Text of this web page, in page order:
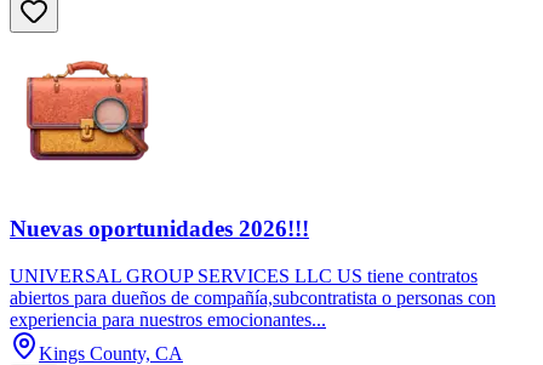
Nuevas oportunidades 2026!!!
UNIVERSAL GROUP SERVICES LLC US tiene contratos
abiertos para dueños de compañía,subcontratista o personas con
experiencia para nuestros emocionantes...
Kings County, CA